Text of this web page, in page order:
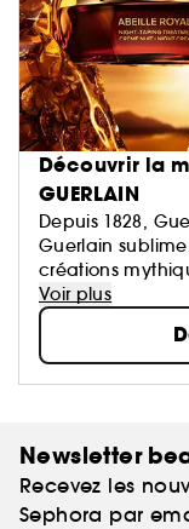
Découvrir la
GUERLAIN
Depuis 1828,
Guerlain
créations
perpétués. La
Voir plus
Newsletter
Recevez les
Sephora par